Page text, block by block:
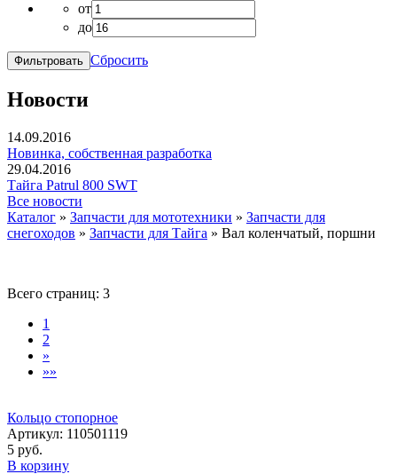
от
до
Сбросить
Новости
14.09.2016
Новинка, собственная разработка
29.04.2016
Тайга Patrul 800 SWT
Все новости
Каталог » Запчасти для мототехники » Запчасти для
снегоходов » Запчасти для Тайга » Вал коленчатый, поршни
Всего страниц: 3
1
2
»
»»
Кольцо стопорное
Артикул: 110501119
5 руб.
В корзину